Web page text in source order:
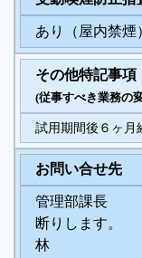
あり（屋内禁煙
その他特記事項
(従事すべき業務の
試用期間後６ヶ月
お問い合せ先
管理部課長
断りします。
林